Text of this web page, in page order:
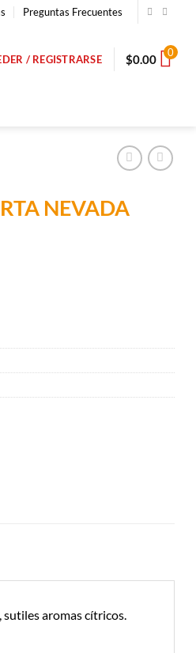
Preguntas Frecuentes
/ REGISTRARSE $0.00 0
NEVADA
aromas cítricos.